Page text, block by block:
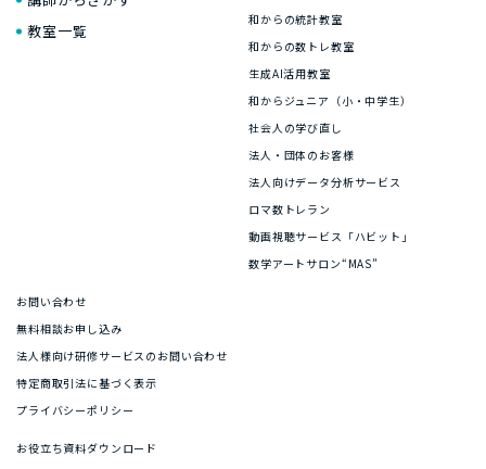
教室一覧
和からの統計教室
和からの数トレ教室
生成AI活用教室
和からジュニア（小・中学生）
社会人の学び直し
法人・団体のお客様
法人向けデータ分析サービス
ロマ数トレラン
動画視聴サービス「ハビット」
数学アートサロン“MAS”
お問い合わせ
無料相談お申し込み
法人様向け研修サービスのお問い合わせ
特定商取引法に基づく表示
プライバシーポリシー
お役立ち資料ダウンロード